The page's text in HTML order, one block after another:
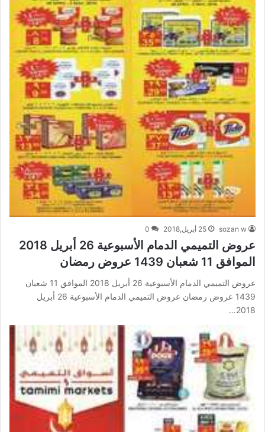
sozan w 25 أبريل,2018 0
عروض التميمي الدمام الأسبوعية 26 أبريل 2018
الموافق 11 شعبان 1439 عروض رمضان
عروض التميمي الدمام الأسبوعية 26 أبريل 2018 الموافق 11 شعبان
1439 عروض رمضان عروض التميمي الدمام الأسبوعية 26 أبريل
2018…